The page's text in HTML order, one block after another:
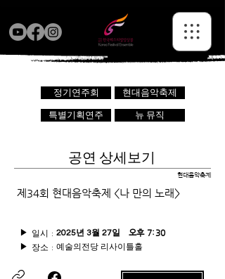
정기연주회 현대음악축제
특별기획연주 뉴 뮤직
공연 상세보기
현대음악축제
제34회 현대음악축제 <나 만의 노래>
2025년 3월 27일
일시 :
▶ 오후 7:30
▶ 장소 : 예술의전당 리사이틀홀